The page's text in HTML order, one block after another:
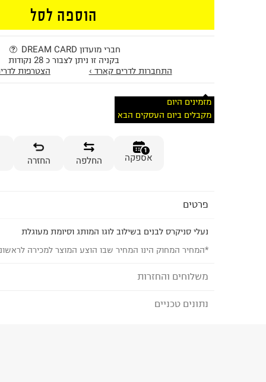
הוספה לסל
חברי מועדון DREAM CARD
בקניה זו ניתן לצבור כ 28 נקודות
התחברות לדרים קארד ›
הצטרפות
מזמינים היום
מקבלים ביום העסקים הבא
1
אספקה החלפה החזרה
פרטים
נעלי סניקרס לבנים בשילוב לוגו המותג וסיומת מעוגלת
*המחיר המחוק הינו המחיר שבו הוצע המוצר למכירה
משלוחים והחזרות
לבחירת בשיטת המשלוח המתאימה לכם,
נתונים טכניים